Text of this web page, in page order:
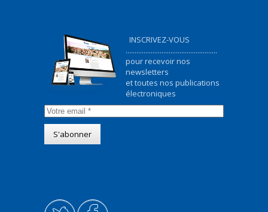
INSCRIVEZ-VOUS
...................................................
pour recevoir nos
newsletters
et toutes nos publications
électroniques